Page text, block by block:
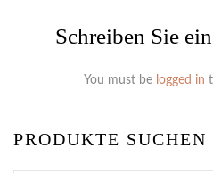
PRODUKTE SUCHEN
Schreiben Sie
You must be logged in